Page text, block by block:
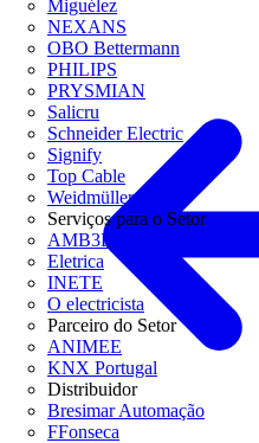
Miguélez
NEXANS
OBO Bettermann
PHILIPS
PRYSMIAN
Salicru
Schneider Electric
Signify
Top Cable
Weidmüller
Serviços para o Setor
AMB3E
Eletrica
INETE
O electricista
Parceiro do Setor
ANIMEE
KNX Portugal
Distribuidor
Bresimar Automação
FFonseca